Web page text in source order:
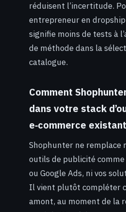
réduisent l’incertitude.
entrepreneur en
signifie moins de tests à
de méthode dans la
catalogue.
Comment
dans votre stack
e‑commerce
Shophunter ne remplace
outils de publicité comme
ou Google Ads, ni vos
Il vient plutôt compléter
amont, au moment de la